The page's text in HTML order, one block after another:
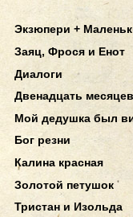
Экзюпери +
Заяц, Фрося и Енот
Диалоги
Двенадцать месяцев
Мой дедушка был
Бог резни
Калина красная
Золотой петушок
Тристан и Изольда